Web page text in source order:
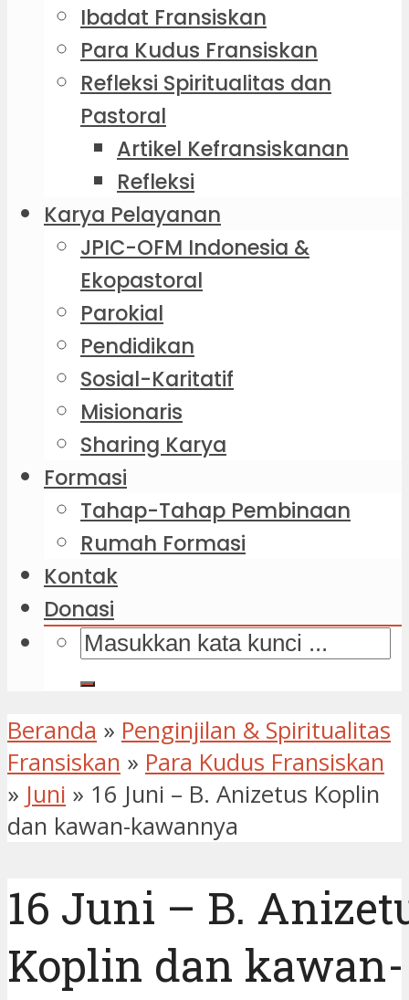
Ibadat Fransiskan
Para Kudus Fransiskan
Refleksi Spiritualitas dan
Pastoral
Artikel Kefransiskanan
Refleksi
Karya Pelayanan
JPIC-OFM Indonesia &
Ekopastoral
Parokial
Pendidikan
Sosial-Karitatif
Misionaris
Sharing Karya
Formasi
Tahap-Tahap Pembinaan
Rumah Formasi
Kontak
Donasi
Beranda » Penginjilan & Spiritualitas
Fransiskan » Para Kudus Fransiskan
» Juni » 16 Juni – B. Anizetus Koplin
dan kawan-kawannya
16 Juni – B.
Koplin dan kawan-